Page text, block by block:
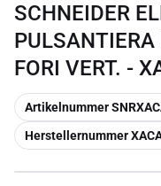
SCHNEIDER
FORI VERT. -
Kopieren
Artikelnummer
Kopieren
Herstellernummer